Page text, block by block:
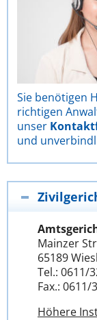
Sie benötigen
richtigen
unser
und
Mainzer
65189
Tel.: 0611/
Fax.: 0611/
Höhere